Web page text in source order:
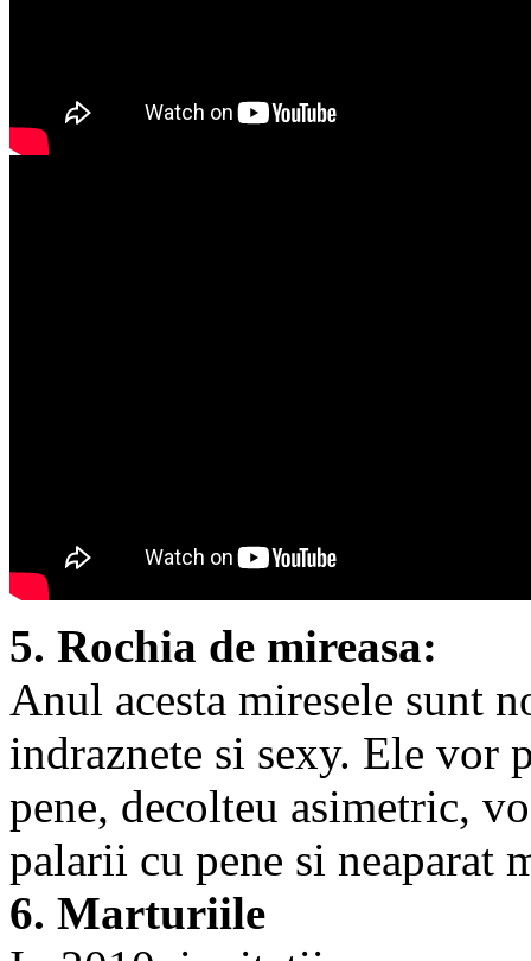
5. Rochia de mireasa:
Anul acesta miresele sunt
indraznete si sexy. Ele vor
pene, decolteu asimetric,
palarii cu pene si neaparat
6. Marturiile